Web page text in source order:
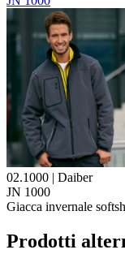
02.1000 | Daiber
JN 1000
Giacca invernale
Prodotti